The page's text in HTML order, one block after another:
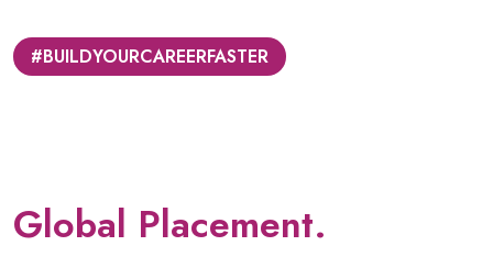
#BUILDYOURCAREERFASTER
Global Placement.